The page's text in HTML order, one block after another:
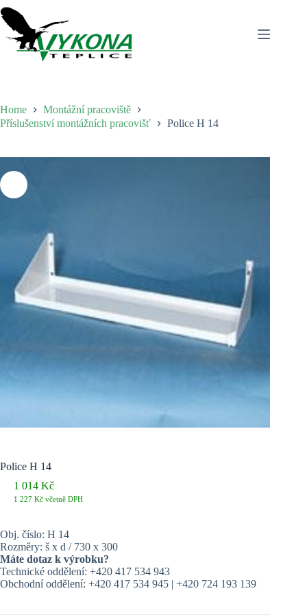
Skip
to
content
Home
Montážní pracoviště
Příslušenství montážních pracovišť
Police H 14
Police H 14
1 014 Kč
1 227 Kč včetně DPH
Obj. číslo: H 14
Rozměry: š x d / 730 x 300
Máte dotaz k výrobku?
Technické oddělení: +420 417 534 943
Obchodní oddělení: +420 417 534 945 | +420 724 193 139